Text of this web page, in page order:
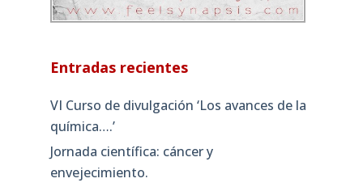
Entradas recientes
VI Curso de divulgación ‘Los avances de la
química….’
Jornada científica: cáncer y
envejecimiento.